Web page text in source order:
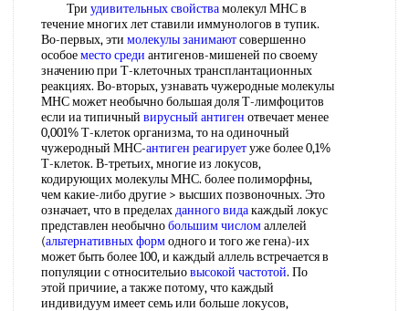
Три удивительных свойствамолекул МНС в
течение многих лет ставили иммунологов в тупик.
Во-первых, эти молекулы занимаютсовершенно
особоеместо среди антигенов-мишеней по своему
значению при Т-клеточных трансплантационных
реакциях. Во-вторых, узнавать чужеродные молекулы
МНС может необычно большая доля Т-лимфоцитов
если иа типичный вирусный антиген отвечает менее
0,001% Т-клеток организма, то на одиночный
чужеродный МНС-антиген реагируетуже более 0,1%
Т-клеток. В-третьих, многие из локусов,
кодирующих молекулы МНС. более полиморфны,
чем какие-либо другие > высших позвоночных. Это
означает, что в пределахданного видакаждый локус
представлен необычнобольшим числомаллелей
(альтернативных формодного и того же гена)-их
может быть более 100, и каждый аллель встречается в
популяции с относительиовысокой частотой. По
этой причиие, а также потому, что каждый
индивидуум имеет семь или больше локусов,